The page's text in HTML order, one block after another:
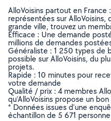
AlloVoisins partout en
représentées sur AlloVoisins,
grande ville, trouvez un
Efficace : Une demande
millions de demandes
Généraliste : 1 250 types de
possible sur AlloVoisins, du
projets.
Rapide : 10 minutes pour
votre demande
Qualité / prix : 4 membres
qu’AlloVoisins propose un
* Données issues d’une
échantillon de 5 671